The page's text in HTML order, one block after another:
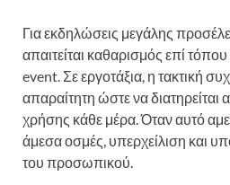
Για εκδηλώσεις μεγάλης
απαιτείται καθαρισμός επί
event. Σε εργοτάξια, η τακτική
απαραίτητη ώστε να διατηρείται
χρήσης κάθε μέρα. Όταν αυτό
άμεσα οσμές, υπερχείλιση και
του προσωπικού.